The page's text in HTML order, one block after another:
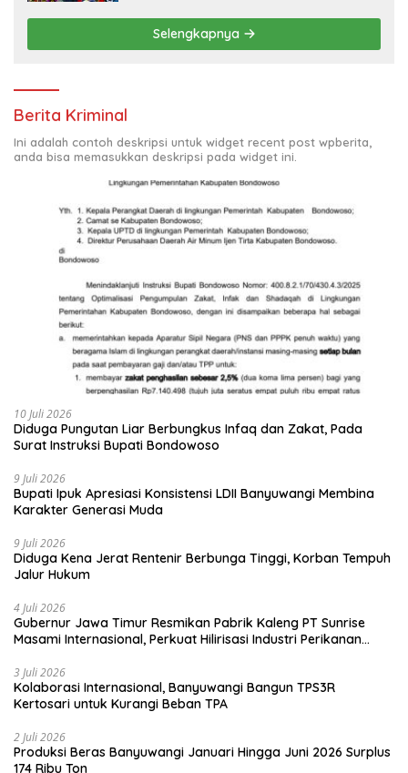
Selengkapnya
Berita Kriminal
Ini adalah contoh deskripsi untuk widget recent post wpberita,
anda bisa memasukkan deskripsi pada widget ini.
10 Juli 2026
Diduga Pungutan Liar Berbungkus Infaq dan Zakat, Pada
Surat Instruksi Bupati Bondowoso
9 Juli 2026
Bupati Ipuk Apresiasi Konsistensi LDII Banyuwangi Membina
Karakter Generasi Muda
9 Juli 2026
Diduga Kena Jerat Rentenir Berbunga Tinggi, Korban Tempuh
Jalur Hukum
4 Juli 2026
Gubernur Jawa Timur Resmikan Pabrik Kaleng PT Sunrise
Masami Internasional, Perkuat Hilirisasi Industri Perikanan
3 Juli 2026
Kolaborasi Internasional, Banyuwangi Bangun TPS3R
Kertosari untuk Kurangi Beban TPA
2 Juli 2026
Produksi Beras Banyuwangi Januari Hingga Juni 2026 Surplus
174 Ribu Ton